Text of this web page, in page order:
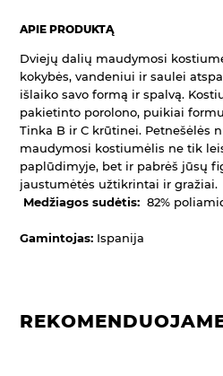
APIE PRODUKTĄ
Dviejų dalių maudymosi
kokybės, vandeniui ir saulei
išlaiko savo formą ir spalvą.
pakietinto porolono, puikiai
Tinka B ir C krūtinei. Petnešėlės
maudymosi kostiumėlis ne tik
paplūdimyje, bet ir pabrėš jūsų
jaustumėtės užtikrintai ir gražiai.
Medžiagos sudėtis: 82%
Gamintojas: Ispanija